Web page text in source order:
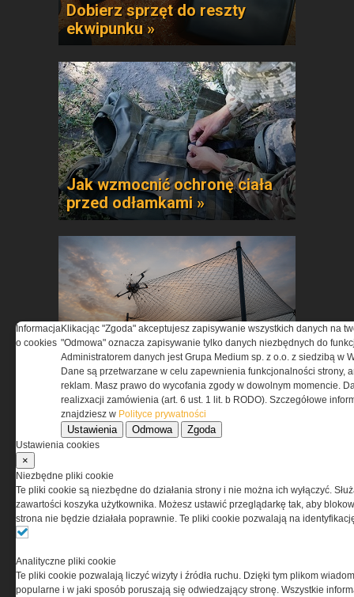
Dobierz sprzęt do reszty
ekwipunku »
Jak wzmocnić ochronę ciała
przed odłamkami »
Czy Twoja infrastruktura jest
gotowa na zagrożenia z
powietrza?
Wybierz sprzęt, który
Informacja
o cookies
Klikacjąc "Zgoda" akceptujesz zapisywanie wszystkich danych na
"Odmowa" oznacza zapisywanie tylko danych niezbędnych do
Administratorem danych jest Grupa Medium sp. z o.o. z siedzibą w
Dane są przetwarzane w celu zapewnienia funkcjonalności strony,
reklam. Masz prawo do wycofania zgody w dowolnym momencie.
realizxacji zamówienia (art. 6 ust. 1 lit. b RODO). Szczegółowe
znajdziesz w Polityce prywatności
Ustawienia Odmowa Zgoda
Ustawienia cookies
×
Niezbędne pliki cookie
Te pliki cookie są niezbędne do działania strony i nie można ich wyłączyć.
zawartości koszyka użytkownika. Możesz ustawić przeglądarkę tak, aby
strona nie będzie działała poprawnie. Te pliki cookie pozwalają na
Analityczne pliki cookie
Te pliki cookie pozwalają liczyć wizyty i źródła ruchu. Dzięki tym plikom
popularne i w jaki sposób poruszają się odwiedzający stronę. Wszystkie